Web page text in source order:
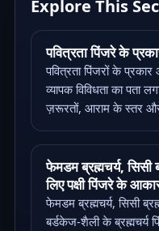
Explore This
पवित्रता पिंजरे के
पवित्रता पिंजरों के
व्यापक विविधता का
ज़रूरतों, आराम के स्तर
फेमडम ब्रह्मचर्य, सिसी
लिए पक्षी पिंजरे के
फेमडम ब्रह्मचर्य, सिसी
बर्डकेज-शैली के ब्रह्मचर्य